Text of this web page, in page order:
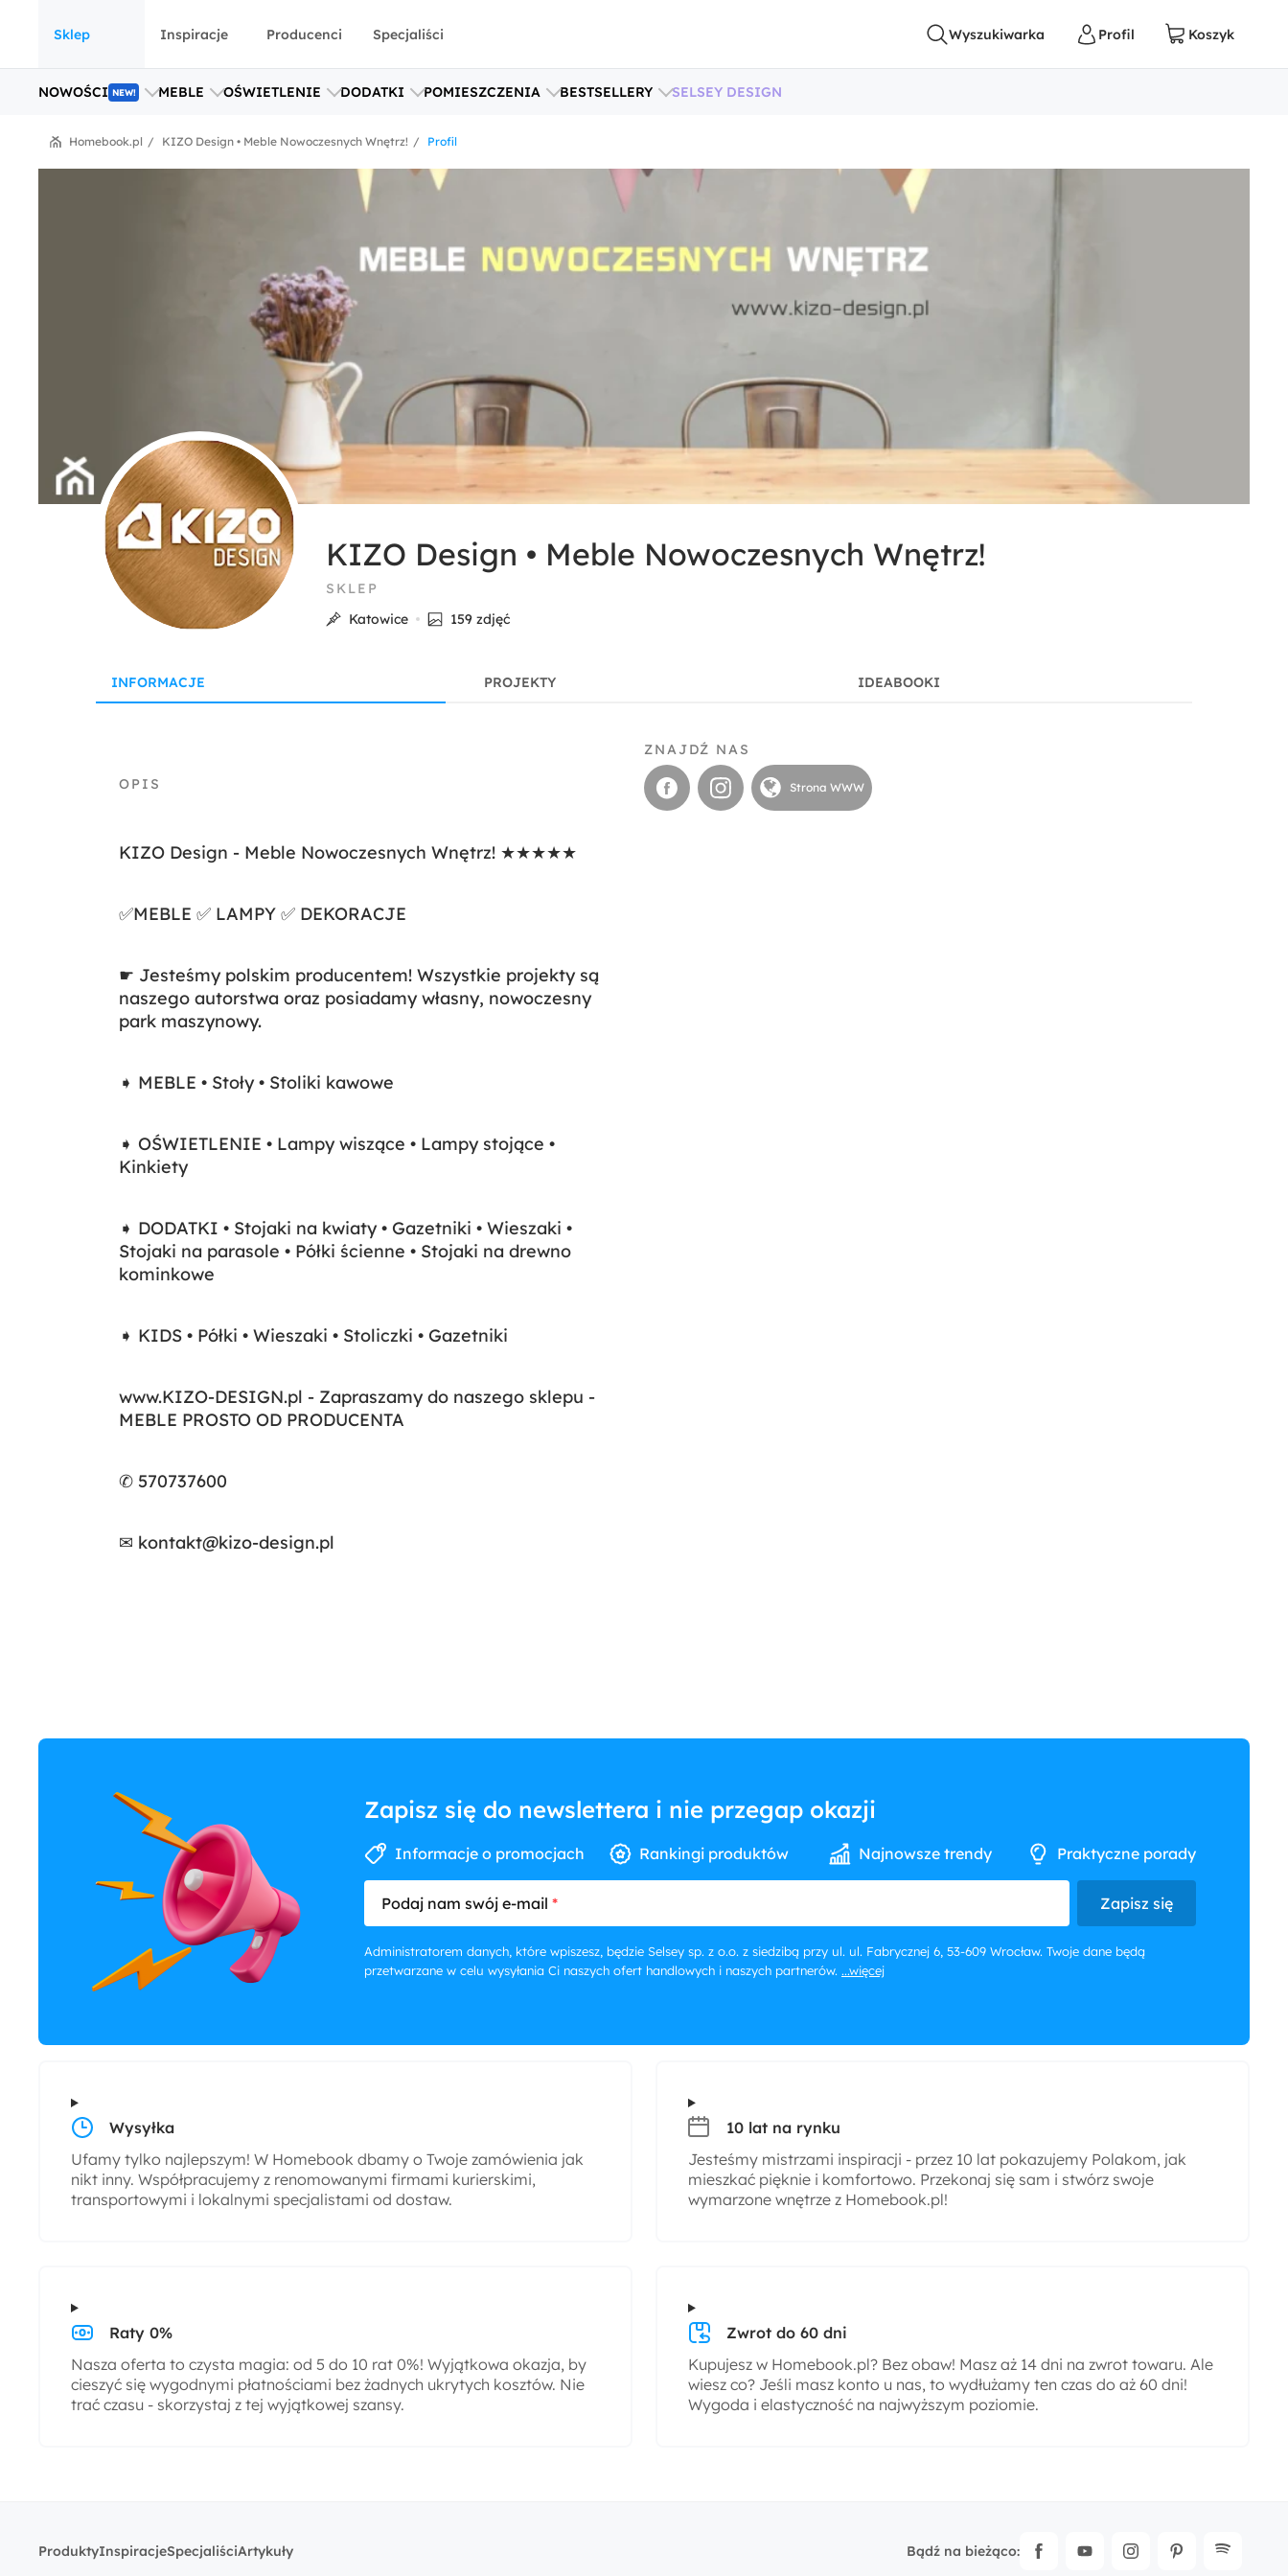
Sklep
NOWOŚCI NEW! MEBLE OŚWIETLENIE DODATKI POMIESZCZENIA BESTSELLERY SELSEY DESIGN
Inspiracje Producenci Specjaliści
Profil
KIZO Design • Meble Nowoczesnych Wnętrz!
Homebook.pl
KIZO Design • Meble Nowoczesnych Wnętrz!
SKLEP
Katowice
159 zdjęć
INFORMACJE PROJEKTY IDEABOOKI
KIZO Design - Meble Nowoczesnych Wnętrz! ★★★★★
✅MEBLE ✅ LAMPY ✅ DEKORACJE
☛ Jesteśmy polskim producentem! Wszystkie projekty są
naszego autorstwa oraz posiadamy własny, nowoczesny
park maszynowy.
➧ MEBLE • Stoły • Stoliki kawowe
➧ OŚWIETLENIE • Lampy wiszące • Lampy stojące •
Kinkiety
➧ DODATKI • Stojaki na kwiaty • Gazetniki • Wieszaki •
Stojaki na parasole • Półki ścienne • Stojaki na drewno
kominkowe
➧ KIDS • Półki • Wieszaki • Stoliczki • Gazetniki
www.KIZO-DESIGN.pl - Zapraszamy do naszego sklepu -
MEBLE PROSTO OD PRODUCENTA
✆ 570737600
✉ kontakt@kizo-design.pl
ZNAJDŹ NAS
Strona WWW
Zapisz się do newslettera i nie przegap okazji
Informacje o promocjach Rankingi produktów Najnowsze trendy Praktyczne porady
Podaj nam swój e-mail Zapisz się
Administratorem danych, które wpiszesz, będzie Selsey sp. z o.o. z siedzibą przy ul. ul. Fabrycznej 6, 53-609 Wrocław. Twoje dane będą
przetwarzane w celu wysyłania Ci naszych ofert handlowych i naszych partnerów. ...więcej
Wysyłka
Ufamy tylko najlepszym! W Homebook dbamy o Twoje zamówienia jak
nikt inny. Współpracujemy z renomowanymi firmami kurierskimi,
transportowymi i lokalnymi specjalistami od dostaw.
10 lat na rynku
Jesteśmy mistrzami inspiracji - przez 10 lat pokazujemy Polakom, jak
mieszkać pięknie i komfortowo. Przekonaj się sam i stwórz swoje
wymarzone wnętrze z Homebook.pl!
Raty 0%
Nasza oferta to czysta magia: od 5 do 10 rat 0%! Wyjątkowa okazja, by
cieszyć się wygodnymi płatnościami bez żadnych ukrytych kosztów. Nie
trać czasu - skorzystaj z tej wyjątkowej szansy.
Zwrot do 60 dni
Kupujesz w Homebook.pl? Bez obaw! Masz aż 14 dni na zwrot towaru. Ale
wiesz co? Jeśli masz konto u nas, to wydłużamy ten czas do aż 60 dni!
Wygoda i elastyczność na najwyższym poziomie.
ProduktyInspiracjeSpecjaliściArtykuły Bądź na bieżąco: